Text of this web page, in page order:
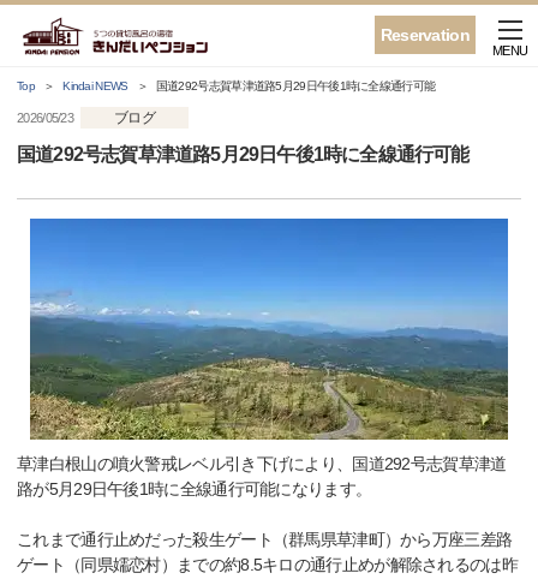
Reservation
MENU
Top Kindai NEWS 国道292号志賀草津道路5月29日午後1時に全線通行可能
2026/05/23 ブログ
国道292号志賀草津道路5月29日午後1時に全線通行可能
草津白根山の噴火警戒レベル引き下げにより、国道292号志賀草津道
路が5月29日午後1時に全線通行可能になります。
これまで通行止めだった殺生ゲート（群馬県草津町）から万座三差路
ゲート（同県嬬恋村）までの約8.5キロの通行止めが解除されるのは昨